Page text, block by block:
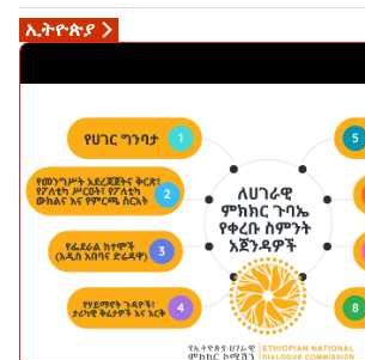
ኢትዮጵያ